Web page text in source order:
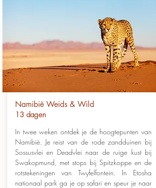
Namibië Weids & Wild
13 dagen
In twee weken ontdek je de hoogtepunten van
Namibië. Je reist van de rode zandduinen bij
Sossusvlei en Deadvlei naar de ruige kust bij
Swakopmund, met stops bij Spitzkoppe en de
rotstekeningen van Twyfelfontein. In Etosha
nationaal park ga je op safari en speur je naar